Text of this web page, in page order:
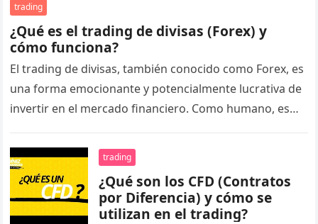
trading
¿Qué es el trading de divisas (Forex) y
cómo funciona?
El trading de divisas, también conocido como Forex, es
una forma emocionante y potencialmente lucrativa de
invertir en el mercado financiero. Como humano, es
trading
¿Qué son los CFD (Contratos
por Diferencia) y cómo se
utilizan en el trading?